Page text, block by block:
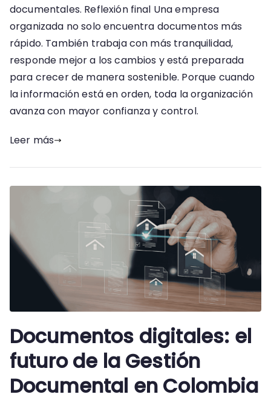
documentales. Reflexión final Una empresa
organizada no solo encuentra documentos más
rápido. También trabaja con más tranquilidad,
responde mejor a los cambios y está preparada
para crecer de manera sostenible. Porque cuando
la información está en orden, toda la organización
avanza con mayor confianza y control.
Leer más
Documentos digitales: el
futuro de la Gestión
Documental en Colombia